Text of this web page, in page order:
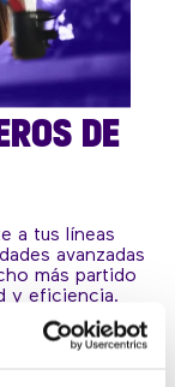
DE
a tus líneas
avanzadas
más partido
y eficiencia.